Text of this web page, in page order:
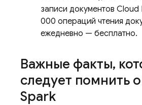
записи документов Cloud
000 операций чтения
ежедневно — бесплатно.
Важные факты,
следует помнить
Spark